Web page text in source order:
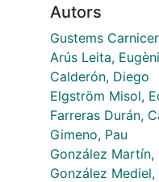
Autors
Gustems
Arús Leita,
Calderón, Diego
Elgström Misol,
Farreras Durán,
Gimeno, Pau
González Martín,
González Mediel,